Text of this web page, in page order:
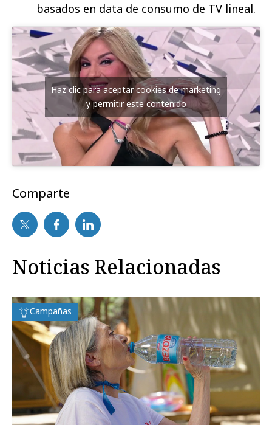
basados en data de consumo de TV lineal.
Haz clic para aceptar cookies de marketing
y permitir este contenido
Comparte
Noticias Relacionadas
Campañas